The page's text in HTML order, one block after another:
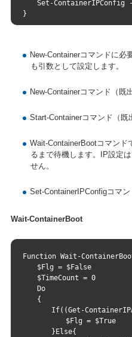
Set-ContainerIPConfig -
}
New-Containerコマンドに必
も引数として設定します。
New-Containerコマンド（既
Start-Containerコマンド（既
Wait-ContainerBootコマンド
るまで待機します。IP設定
せん。
Set-ContainerIPConfigコマン
Wait-ContainerBoot
Function Wait-
$Flg = $False
$TimeCount = 0
Do
{
If((Get-
$Flg = $True
}Else{